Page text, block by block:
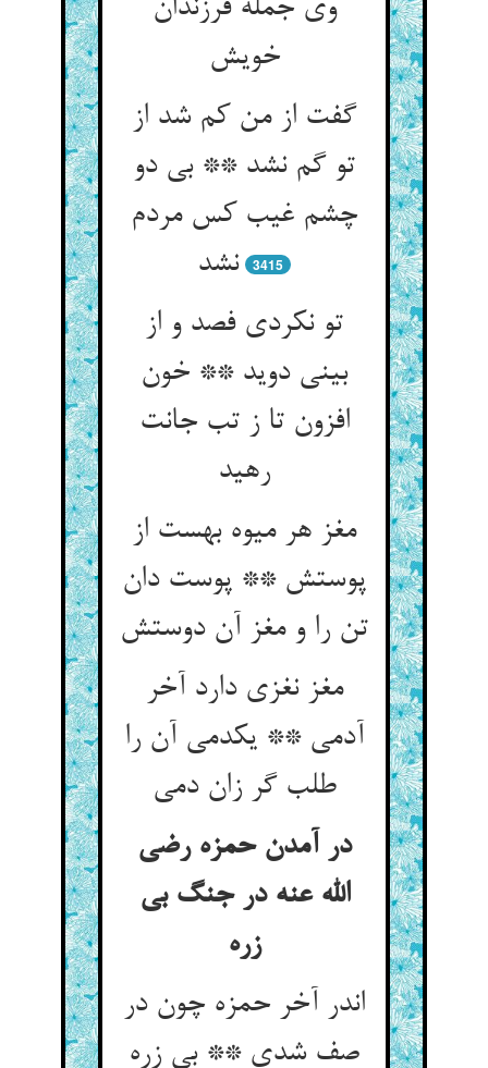
وی جمله فرزندان
خویش
گفت از من کم شد از
تو گم نشد ** بی دو
چشم غیب کس مردم
نشد
3415
تو نکردی فصد و از
بینی دوید ** خون
افزون تا ز تب جانت
رهید
مغز هر میوه بهست از
پوستش ** پوست دان
تن را و مغز آن دوستش
مغز نغزی دارد آخر
آدمی ** یکدمی آن را
طلب گر زان دمی
در آمدن حمزه رضی
الله عنه در جنگ بی
زره
اندر آخر حمزه چون در
صف شدی ** بی زره